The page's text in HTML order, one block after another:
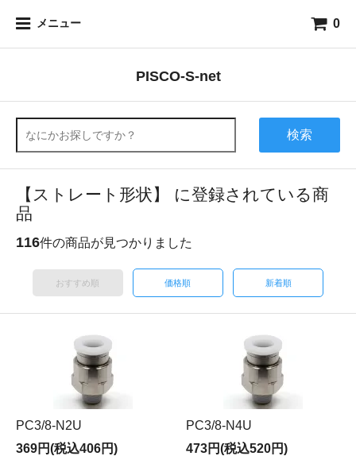
メニュー 0
PISCO-S-net
検索
【ストレート形状】 に登録されている商
品
116件の商品が見つかりました
おすすめ順 価格順 新着順
PC3/8-N2U
369円(税込406円)
PC3/8-N4U
473円(税込520円)